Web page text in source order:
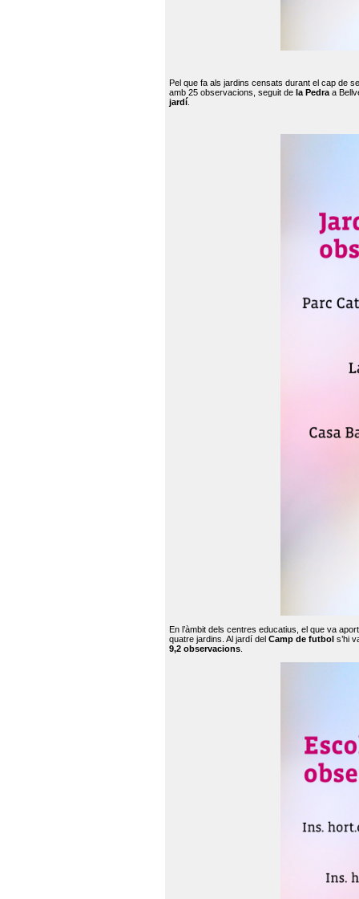
Pel que fa als jardins censats durant el cap de
amb 25 observacions, seguit de la Pedra a
jardí
En l’àmbit dels centres educatius, el que va
quatre jardins. Al jardí del Camp de futbol s’hi
9,2 observacions